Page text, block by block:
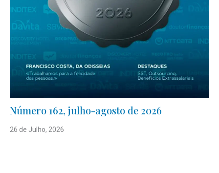
Número 162, julho-agosto de 2026
26 de Julho, 2026